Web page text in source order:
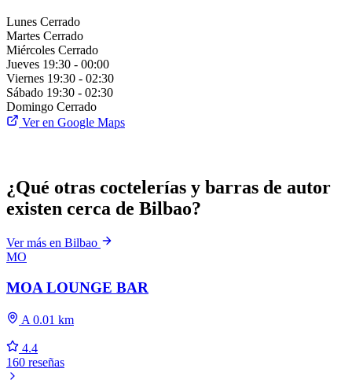
Lunes Cerrado
Martes Cerrado
Miércoles Cerrado
Jueves 19:30 - 00:00
Viernes 19:30 - 02:30
Sábado 19:30 - 02:30
Domingo Cerrado
Ver en Google Maps
¿Qué otras coctelerías y barras de autor
existen cerca de Bilbao?
Ver más en Bilbao
MO
MOA LOUNGE BAR
A 0.01 km
4.4
160 reseñas